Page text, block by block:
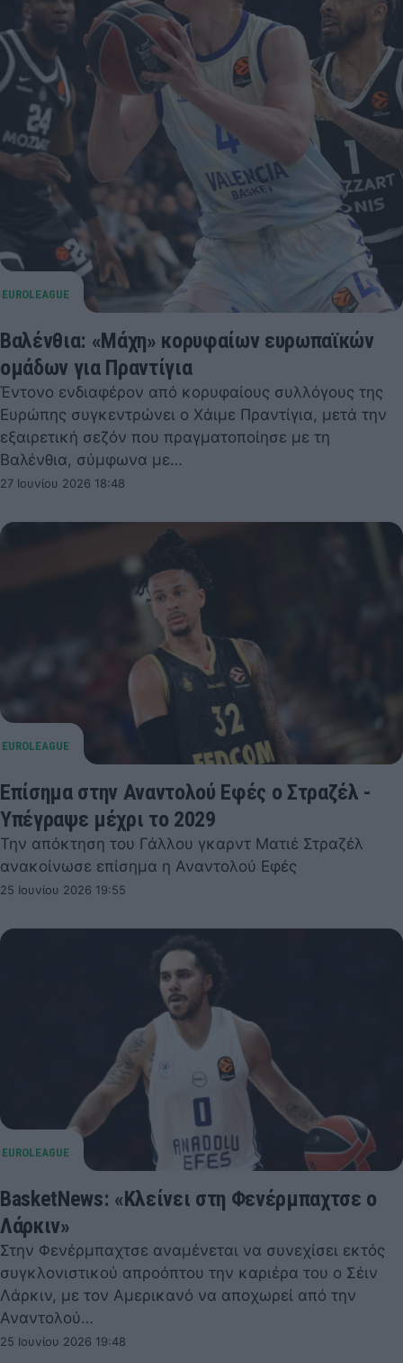
Βαλένθια: «Μάχη» κορυφαίων ευρωπαϊκών
ομάδων για Πραντίγια
Έντονο ενδιαφέρον από κορυφαίους συλλόγους της
Ευρώπης συγκεντρώνει ο Χάιμε Πραντίγια, μετά την
εξαιρετική σεζόν που πραγματοποίησε με τη
Βαλένθια, σύμφωνα με…
27 Ιουνίου 2026 18:48
Επίσημα στην Αναντολού Εφές ο Στραζέλ -
Υπέγραψε μέχρι το 2029
Την απόκτηση του Γάλλου γκαρντ Ματιέ Στραζέλ
ανακοίνωσε επίσημα η Αναντολού Εφές
25 Ιουνίου 2026 19:55
BasketNews: «Κλείνει στη Φενέρμπαχτσε ο
Λάρκιν»
Στην Φενέρμπαχτσε αναμένεται να συνεχίσει εκτός
συγκλονιστικού απροόπτου την καριέρα του ο Σέιν
Λάρκιν, με τον Αμερικανό να αποχωρεί από την
Αναντολού…
25 Ιουνίου 2026 19:48